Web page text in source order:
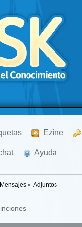
Ezine
Ayuda
» Adjuntos